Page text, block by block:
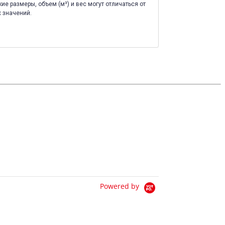
размеры, объем (м³) и вес могут отличаться от
значений.
Powered by